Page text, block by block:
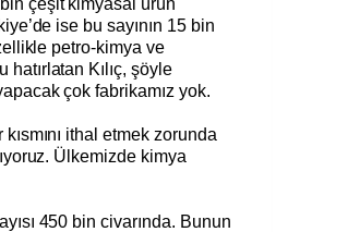
çeşit kimyasal ürün
ise bu sayının 15 bin
petro-kimya ve
Kılıç, şöyle
çok fabrikamız yok.
ithal etmek zorunda
Ülkemizde kimya
450 bin civarında. Bunun